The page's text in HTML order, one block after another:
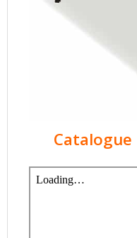
Catalogue